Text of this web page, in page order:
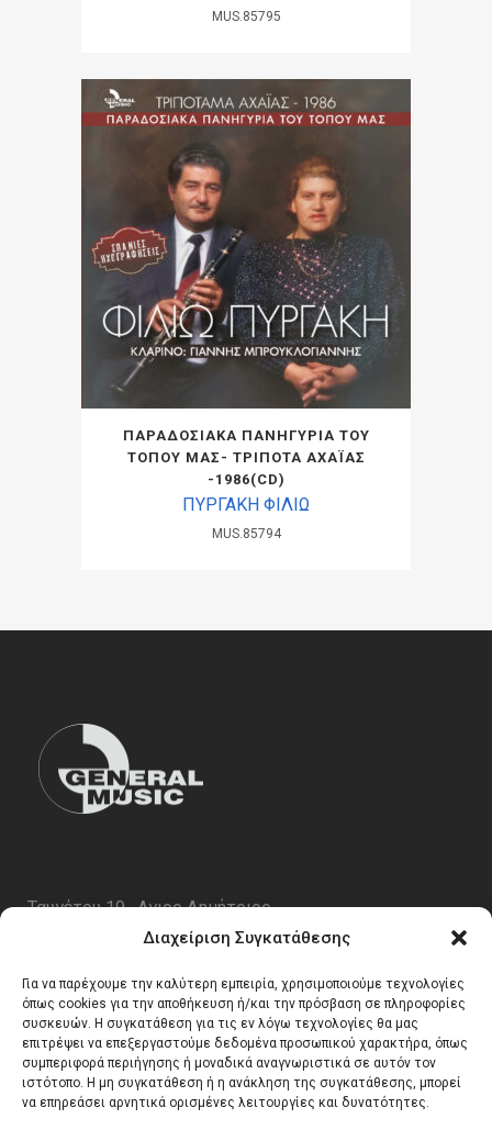
Διαχείριση Συγκατάθεσης
Για να παρέχουμε την καλύτερη εμπειρία, χρησιμοποιούμε τεχνολογίες
όπως cookies για την αποθήκευση ή/και την πρόσβαση σε πληροφορίες
συσκευών. Η συγκατάθεση για τις εν λόγω τεχνολογίες θα μας
επιτρέψει να επεξεργαστούμε δεδομένα προσωπικού χαρακτήρα, όπως
συμπεριφορά περιήγησης ή μοναδικά αναγνωριστικά σε αυτόν τον
ιστότοπο. Η μη συγκατάθεση ή η ανάκληση της συγκατάθεσης, μπορεί
να επηρεάσει αρνητικά ορισμένες λειτουργίες και δυνατότητες.
MUS.85795
ΠΑΡΑΔΟΣΙΑΚΑ ΠΑΝΗΓΥΡΙΑ ΤΟΥ
ΤΟΠΟΥ ΜΑΣ- ΤΡΙΠΟΤΑ ΑΧΑΪΑΣ
-1986(CD)
ΠΥΡΓΑΚΗ ΦΙΛΙΩ
MUS.85794
Ταυγέτου 19 , Αγιος Δημήτριος
email:info@generalmusic.gr
Ωρες Λειτουργίας:
Δευτέρα – Παρασκευή 10:00 – 17:00